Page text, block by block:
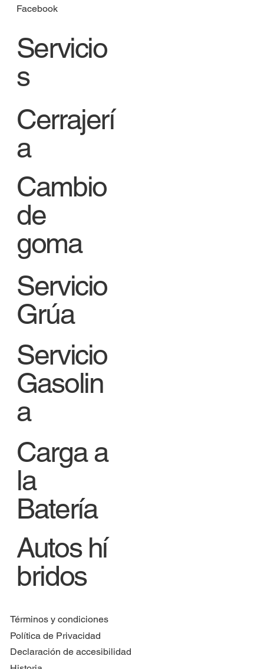
Facebook
Servicio
s
Cerrajerí
a
Cambio
de
goma
Servicio
Grúa
Servicio
Gasolin
a
Carga a
la
Batería
Autos hí
bridos
Términos y condiciones
Política de Privacidad
Declaración de accesibilidad